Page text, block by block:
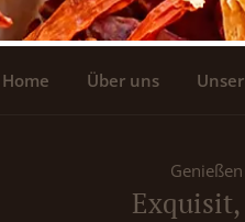
Home Über uns